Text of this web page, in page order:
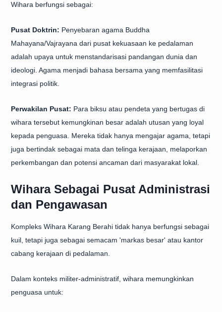
Wihara berfungsi sebagai:
Pusat Doktrin: Penyebaran agama Buddha
Mahayana/Vajrayana dari pusat kekuasaan ke pedalaman
adalah upaya untuk menstandarisasi pandangan dunia dan
ideologi. Agama menjadi bahasa bersama yang memfasilitasi
integrasi politik.
Perwakilan Pusat: Para biksu atau pendeta yang bertugas di
wihara tersebut kemungkinan besar adalah utusan yang loyal
kepada penguasa. Mereka tidak hanya mengajar agama, tetapi
juga bertindak sebagai mata dan telinga kerajaan, melaporkan
perkembangan dan potensi ancaman dari masyarakat lokal.
Wihara Sebagai Pusat Administrasi
dan Pengawasan
Kompleks Wihara Karang Berahi tidak hanya berfungsi sebagai
kuil, tetapi juga sebagai semacam 'markas besar' atau kantor
cabang kerajaan di pedalaman.
Dalam konteks militer-administratif, wihara memungkinkan
penguasa untuk: